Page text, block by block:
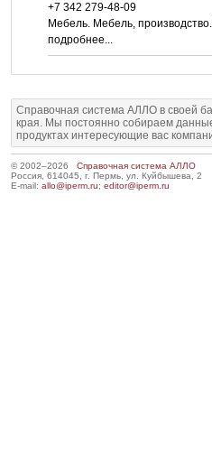
+7 342 279-48-09
Мебель. Мебель,
подробнее...
Справочная система АЛЛО в своей
края. Мы постоянно собираем
продуктах интересующие вас
© 2002–2026 Справочная система АЛЛО
Россия, 614045, г. Пермь, ул. Куйбышева, 2
E-mail: allo@iperm.ru; editor@iperm.ru